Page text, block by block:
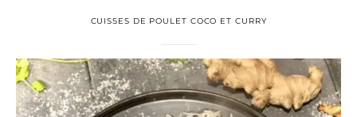
CUISSES DE POULET COCO ET CURRY